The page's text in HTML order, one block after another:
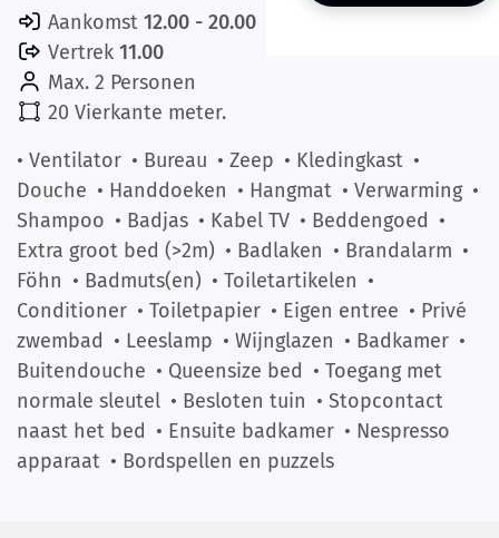
Aankomst 12.00 - 20.00
Vertrek 11.00
Max. 2 Personen
20 Vierkante meter.
• Ventilator • Bureau • Zeep • Kledingkast •
Douche • Handdoeken • Hangmat • Verwarming •
Shampoo • Badjas • Kabel TV • Beddengoed •
Extra groot bed (>2m) • Badlaken • Brandalarm •
Föhn • Badmuts(en) • Toiletartikelen •
Conditioner • Toiletpapier • Eigen entree • Privé
zwembad • Leeslamp • Wijnglazen • Badkamer •
Buitendouche • Queensize bed • Toegang met
normale sleutel • Besloten tuin • Stopcontact
naast het bed • Ensuite badkamer • Nespresso
apparaat • Bordspellen en puzzels